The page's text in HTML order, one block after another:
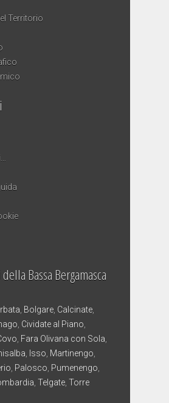
Territorio
Bassa Bergamasca
, Bolgare, Calcinate,
, Cividate al Piano,
, Fara Olivana con Sola,
, Isso, Martinengo,
, Palosco, Pumenengo,
, Telgate, Torre